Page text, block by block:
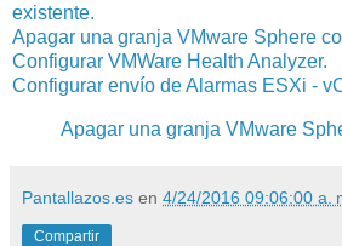
existente.
Apagar una granja VMware Sphere
Configurar VMWare Health Analyzer.
Configurar envío de Alarmas ESXi -
Apagar una granja VMware
Pantallazos.es en 4/24/2016 09:06:00 a.
Compartir